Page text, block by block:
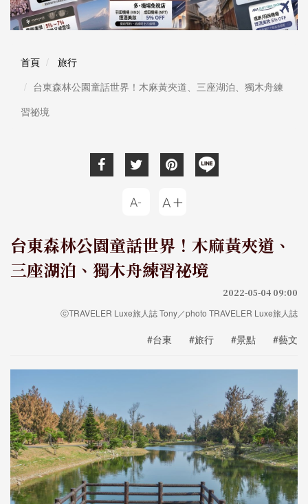
首頁
旅行
台東森林公園童話世界！木麻黃夾道、三座湖泊、獨木舟練
習祕境
台東森林公園童話世界！木麻黃夾道、
三座湖泊、獨木舟練習祕境
2022-05-04 09:00
ⓒTRAVELER Luxe旅人誌 Tony／photo TRAVELER Luxe旅人誌
#台東 #旅行 #景點 #藝文